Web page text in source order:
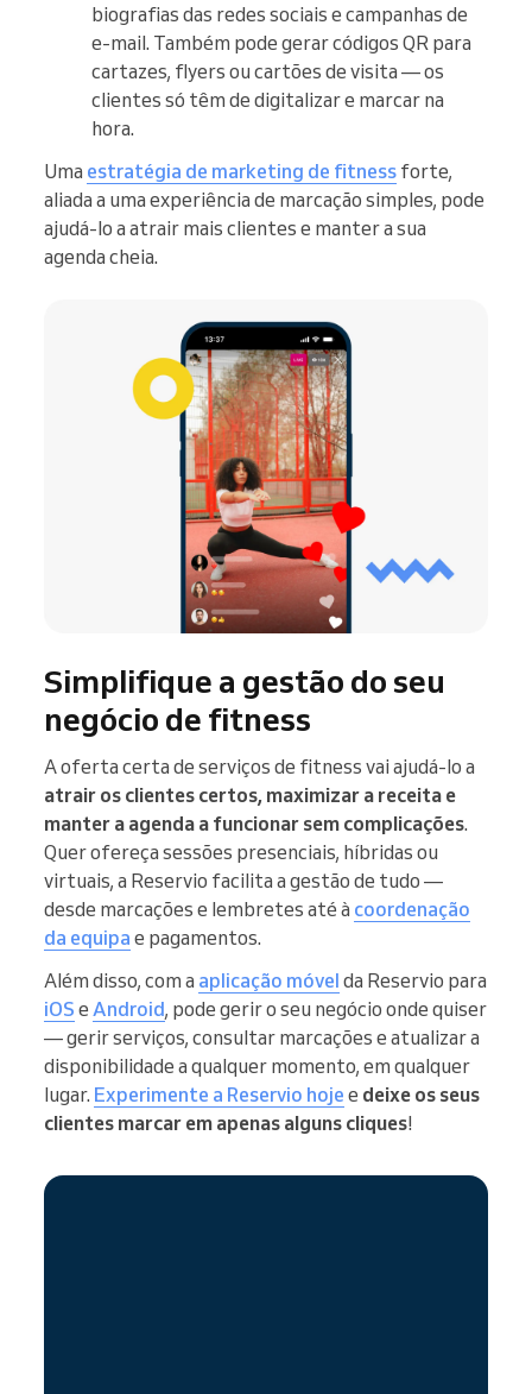
biografias das redes sociais e campanhas de
e-mail. Também pode gerar códigos QR para
cartazes, flyers ou cartões de visita — os
clientes só têm de digitalizar e marcar na
hora.
Uma estratégia de marketing de fitness forte,
aliada a uma experiência de marcação simples, pode
ajudá-lo a atrair mais clientes e manter a sua
agenda cheia.
Simplifique a gestão do seu
negócio de fitness
A oferta certa de serviços de fitness vai ajudá-lo a
atrair os clientes certos, maximizar a receita e
manter a agenda a funcionar sem complicações.
Quer ofereça sessões presenciais, híbridas ou
virtuais, a Reservio facilita a gestão de tudo —
desde marcações e lembretes até à coordenação
da equipa e pagamentos.
Além disso, com a aplicação móvel da Reservio para
iOS e Android, pode gerir o seu negócio onde quiser
— gerir serviços, consultar marcações e atualizar a
disponibilidade a qualquer momento, em qualquer
lugar. Experimente a Reservio hoje e deixe os seus
clientes marcar em apenas alguns cliques!